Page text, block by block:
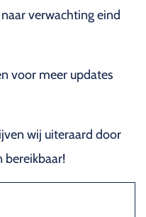
verwachting eind
voor meer updates
wij uiteraard door
bereikbaar!